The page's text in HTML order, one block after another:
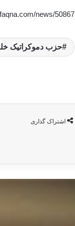
news/50867
حزب دموکراتیک
اشتراک گذاری